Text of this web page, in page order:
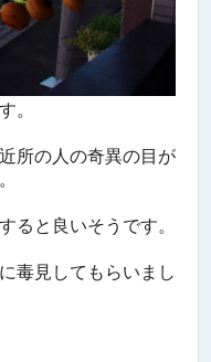
。
所の人の奇異の目が
ると良いそうです。
毒見してもらいまし